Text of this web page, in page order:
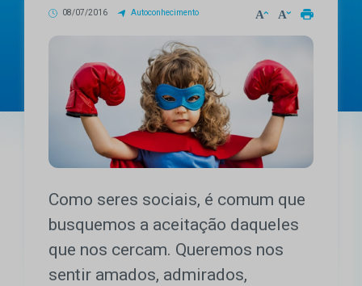
08/07/2016 Autoconhecimento
Como seres sociais, é comum que
busquemos a aceitação daqueles
que nos cercam. Queremos nos
sentir amados, admirados,